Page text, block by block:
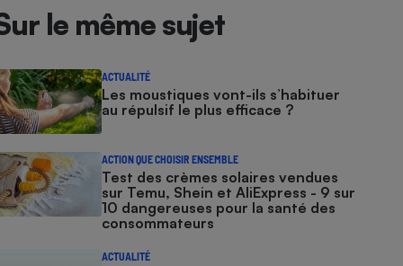
le même sujet
ACTUALITÉ
Les moustiques vont-ils s’habituer
au répulsif le plus efficace ?
ACTION QUE CHOISIR ENSEMBLE
Test des crèmes solaires vendues
sur Temu, Shein et AliExpress - 9 sur
10 dangereuses pour la santé des
consommateurs
ACTUALITÉ